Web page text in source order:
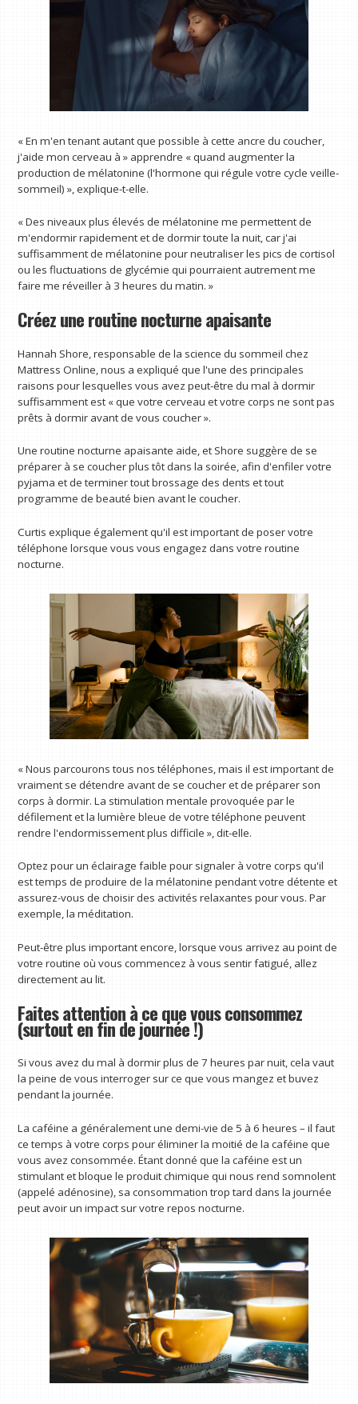
« En m'en tenant autant que possible à cette ancre du coucher,
j'aide mon cerveau à » apprendre « quand augmenter la
production de mélatonine (l'hormone qui régule votre cycle veille-
sommeil) », explique-t-elle.
« Des niveaux plus élevés de mélatonine me permettent de
m'endormir rapidement et de dormir toute la nuit, car j'ai
suffisamment de mélatonine pour neutraliser les pics de cortisol
ou les fluctuations de glycémie qui pourraient autrement me
faire me réveiller à 3 heures du matin. »
Créez une routine nocturne apaisante
Hannah Shore, responsable de la science du sommeil chez
Mattress Online, nous a expliqué que l'une des principales
raisons pour lesquelles vous avez peut-être du mal à dormir
suffisamment est « que votre cerveau et votre corps ne sont pas
prêts à dormir avant de vous coucher ».
Une routine nocturne apaisante aide, et Shore suggère de se
préparer à se coucher plus tôt dans la soirée, afin d'enfiler votre
pyjama et de terminer tout brossage des dents et tout
programme de beauté bien avant le coucher.
Curtis explique également qu'il est important de poser votre
téléphone lorsque vous vous engagez dans votre routine
nocturne.
« Nous parcourons tous nos téléphones, mais il est important de
vraiment se détendre avant de se coucher et de préparer son
corps à dormir. La stimulation mentale provoquée par le
défilement et la lumière bleue de votre téléphone peuvent
rendre l'endormissement plus difficile », dit-elle.
Optez pour un éclairage faible pour signaler à votre corps qu'il
est temps de produire de la mélatonine pendant votre détente et
assurez-vous de choisir des activités relaxantes pour vous. Par
exemple, la méditation.
Peut-être plus important encore, lorsque vous arrivez au point de
votre routine où vous commencez à vous sentir fatigué, allez
directement au lit.
Faites attention à ce que vous consommez
(surtout en fin de journée !)
Si vous avez du mal à dormir plus de 7 heures par nuit, cela vaut
la peine de vous interroger sur ce que vous mangez et buvez
pendant la journée.
La caféine a généralement une demi-vie de 5 à 6 heures – il faut
ce temps à votre corps pour éliminer la moitié de la caféine que
vous avez consommée. Étant donné que la caféine est un
stimulant et bloque le produit chimique qui nous rend somnolent
(appelé adénosine), sa consommation trop tard dans la journée
peut avoir un impact sur votre repos nocturne.